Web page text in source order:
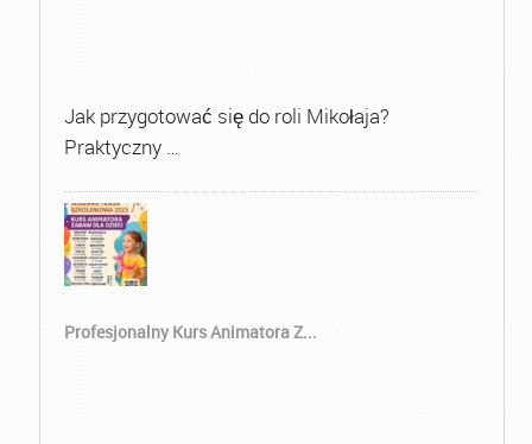
Jak przygotować się do roli Mikołaja?
Praktyczny …
Profesjonalny Kurs Animatora Z...